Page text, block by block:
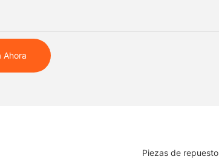
Ahora
Piezas de repuesto